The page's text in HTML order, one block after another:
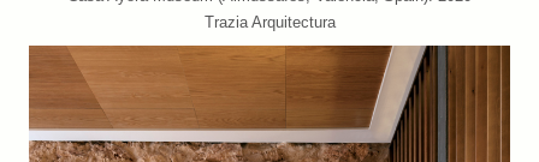
Trazia Arquitectura